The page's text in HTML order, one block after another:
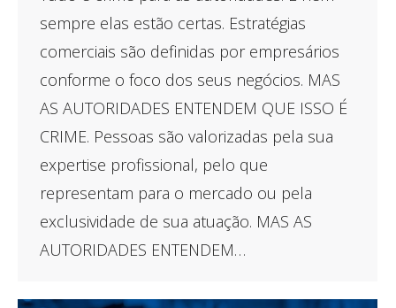
sempre elas estão certas. Estratégias
comerciais são definidas por empresários
conforme o foco dos seus negócios. MAS
AS AUTORIDADES ENTENDEM QUE ISSO É
CRIME. Pessoas são valorizadas pela sua
expertise profissional, pelo que
representam para o mercado ou pela
exclusividade de sua atuação. MAS AS
AUTORIDADES ENTENDEM…